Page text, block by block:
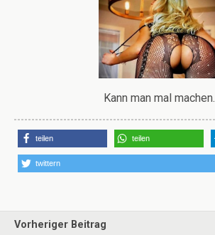
Kann man mal machen.
teilen teilen
twittern
Vorheriger Beitrag